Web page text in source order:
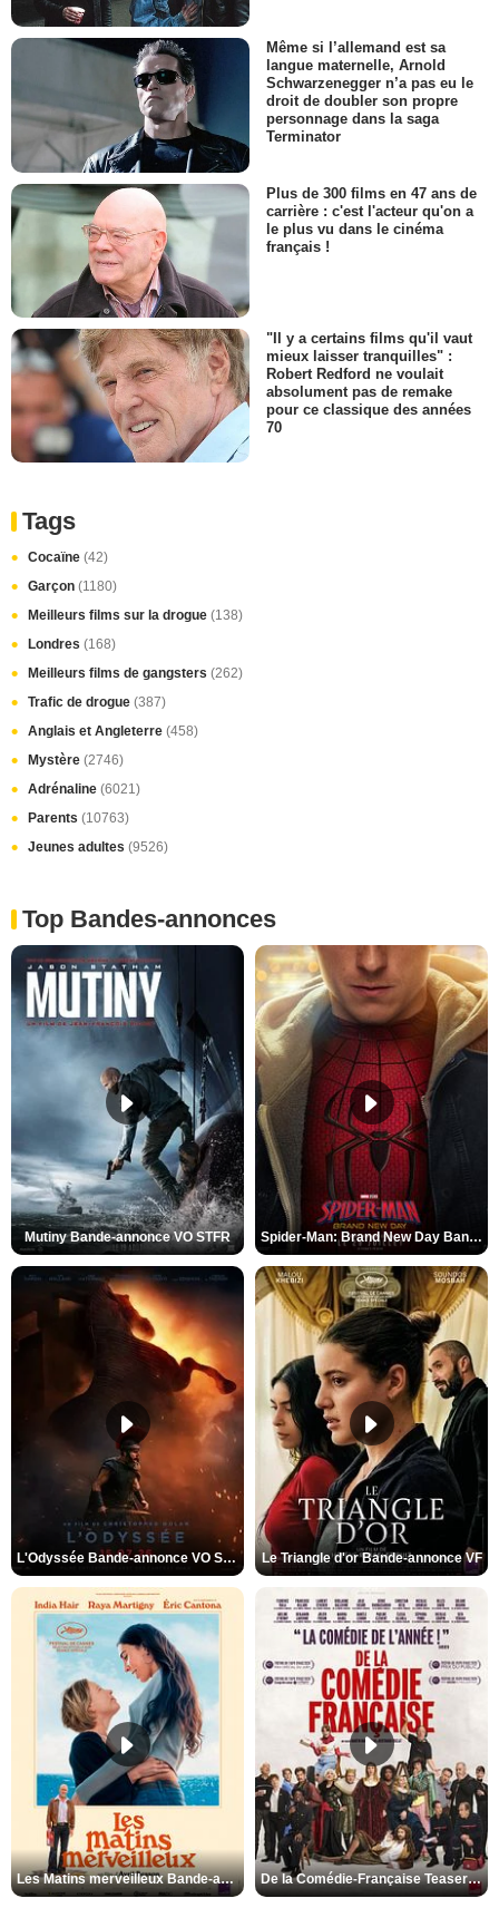
Même si l’allemand est sa
langue maternelle, Arnold
Schwarzenegger n’a pas eu le
droit de doubler son propre
personnage dans la saga
Terminator
Plus de 300 films en 47 ans de
carrière : c'est l'acteur qu'on a
le plus vu dans le cinéma
français !
"Il y a certains films qu'il vaut
mieux laisser tranquilles" :
Robert Redford ne voulait
absolument pas de remake
pour ce classique des années
70
Tags
Cocaïne (42)
Garçon (1180)
Meilleurs films sur la drogue (138)
Londres (168)
Meilleurs films de gangsters (262)
Trafic de drogue (387)
Anglais et Angleterre (458)
Mystère (2746)
Adrénaline (6021)
Parents (10763)
Jeunes adultes (9526)
Top Bandes-annonces
Mutiny Bande-annonce VO STFR Spider-Man: Brand New Day Bande-annonce VO STFR
L'Odyssée Bande-annonce VO STFR Le Triangle d'or Bande-annonce VF
Les Matins merveilleux Bande-annonce VF De la Comédie-Française Teaser VF